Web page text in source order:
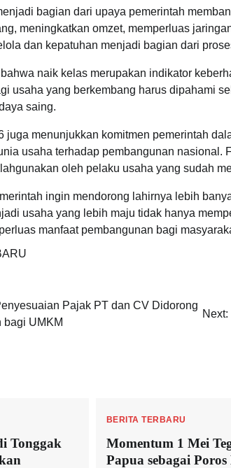
bagian dari upaya pemerintah
meningkatkan omzet, memperluas
dan kepatuhan menjadi bagian dari
naik kelas merupakan indikator
usaha yang berkembang harus dipahami
saing.
juga menunjukkan komitmen pemerintah
usaha terhadap pembangunan nasional.
oleh pelaku usaha yang sudah
ingin mendorong lahirnya lebih
usaha yang lebih maju tidak hanya
manfaat pembangunan bagi
Pajak PT dan CV Didorong
bagi UMKM
Next:
Tonggak
BERITA TERBARU
Momentum 1 Mei
Papua sebagai